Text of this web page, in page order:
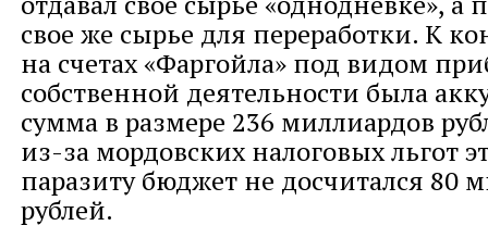
свое же сырье для переработки. К
на счетах «Фаргойла» под видом
собственной деятельности была
сумма в размере 236 миллиардов
из-за мордовских налоговых льгот
паразиту бюджет не досчитался 80
рублей.